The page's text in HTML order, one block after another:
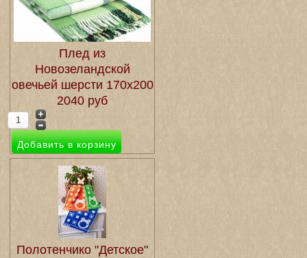
Плед из
Новозеландской
овечьей шерсти 170х200
2040 руб
Полотенчико "Детское"